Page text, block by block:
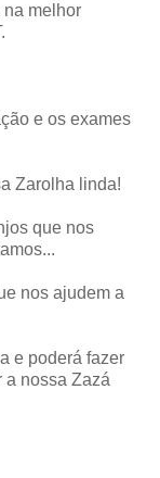
melhor
e os exames
Zarolha linda!
que nos
nos ajudem a
e poderá fazer
a nossa Zazá